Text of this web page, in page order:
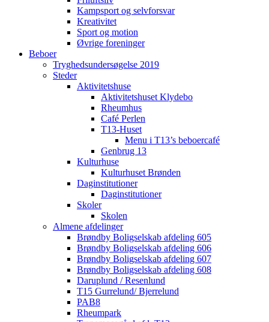
Kampsport og selvforsvar
Kreativitet
Sport og motion
Øvrige foreninger
Beboer
Tryghedsundersøgelse 2019
Steder
Aktivitetshuse
Aktivitetshuset Klydebo
Rheumhus
Café Perlen
T13-Huset
Menu i T13’s beboercafé
Genbrug 13
Kulturhuse
Kulturhuset Brønden
Daginstitutioner
Daginstitutioner
Skoler
Skolen
Almene afdelinger
Brøndby Boligselskab afdeling 605
Brøndby Boligselskab afdeling 606
Brøndby Boligselskab afdeling 607
Brøndby Boligselskab afdeling 608
Daruplund / Resenlund
T15 Gurrelund/ Bjerrelund
PAB8
Rheumpark